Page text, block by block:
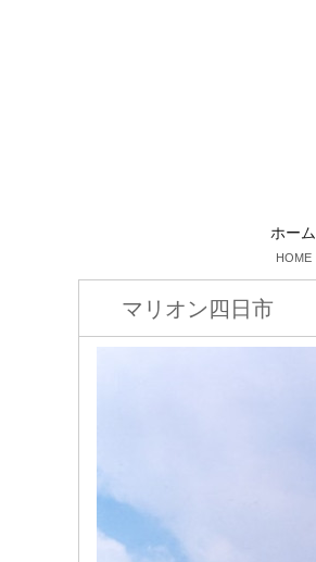
ホーム
HOME
マリオン四日市